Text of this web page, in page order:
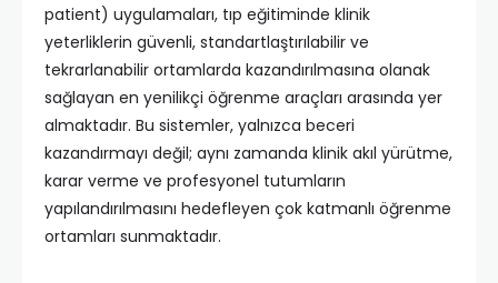
patient) uygulamaları, tıp eğitiminde klinik
yeterliklerin güvenli, standartlaştırılabilir ve
tekrarlanabilir ortamlarda kazandırılmasına olanak
sağlayan en yenilikçi öğrenme araçları arasında yer
almaktadır. Bu sistemler, yalnızca beceri
kazandırmayı değil; aynı zamanda klinik akıl yürütme,
karar verme ve profesyonel tutumların
yapılandırılmasını hedefleyen çok katmanlı öğrenme
ortamları sunmaktadır.